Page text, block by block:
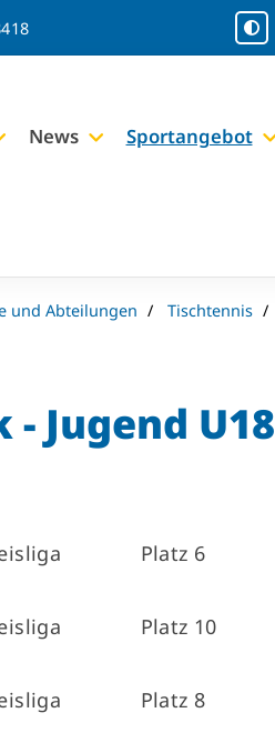
News Sportangebot
und Abteilungen Tischtennis
- Jugend U18
Platz 6
Platz 10
Platz 8
Service